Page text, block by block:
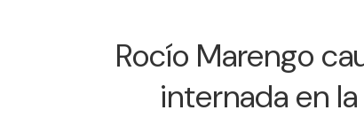
Rocío Marengo
internada en